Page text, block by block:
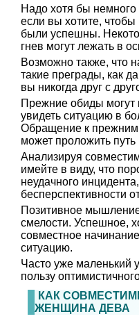
Надо хотя бы немного
если вы хотите,
были успешны.
гнев могут лежать в
Возможно также, что
такие преграды, как
вы никогда друг с
Прежние обиды могут
увидеть ситуацию в
Обращение к прежним
может проложить
Анализируя
имейте в виду, что
неудачного
бесперспективности
Позитивное
смелости. Успешное,
совместное
ситуацию.
Часто уже маленький
пользу
КАК
ЖЕНЩИНА ДЕВА